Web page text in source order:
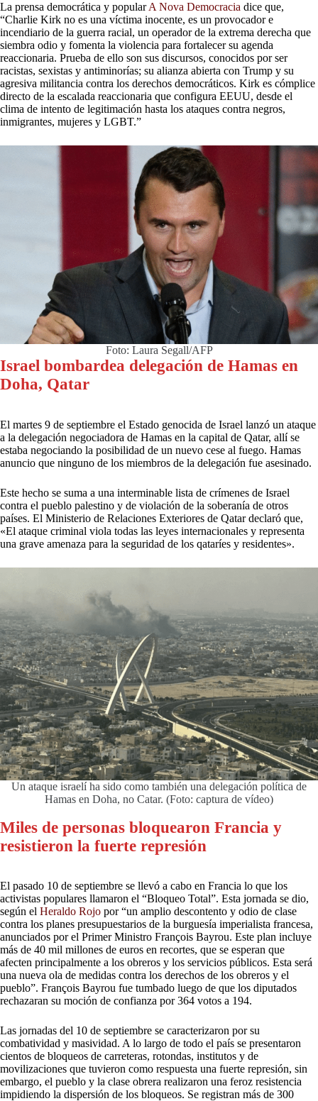
La prensa democrática y popularA Nova Democracia dice que,
“Charlie Kirk no es una víctima inocente, es un provocador e
incendiario de la guerra racial, un operador de la extrema derecha que
siembra odio y fomenta la violencia para fortalecer su agenda
reaccionaria. Prueba de ello son sus discursos, conocidos por ser
racistas, sexistas y antiminorías; su alianza abierta con Trump y su
agresiva militancia contra los derechos democráticos. Kirk es cómplice
directo de la escalada reaccionaria que configura EEUU, desde el
clima de intento de legitimación hasta los ataques contra negros,
inmigrantes, mujeres y LGBT.”
Foto: Laura Segall/AFP
Israel bombardea delegación de Hamas en
Doha, Qatar
El martes 9 de septiembre el Estado genocida de Israel lanzó un ataque
a la delegación negociadora de Hamas en la capital de Qatar, allí se
estaba negociando la posibilidad de un nuevo cese al fuego. Hamas
anuncio que ninguno de los miembros de la delegación fue asesinado.
Este hecho se suma a una interminable lista de crímenes de Israel
contra el pueblo palestino y de violación de la soberanía de otros
países. El Ministerio de Relaciones Exteriores de Qatar declaró que,
«El ataque criminal viola todas las leyes internacionales y representa
una grave amenaza para la seguridad de los qataríes y residentes».
Un ataque israelí ha sido como también una delegación política de
Hamas en Doha, no Catar. (Foto: captura de vídeo)
Miles de personas bloquearon Francia y
resistieron la fuerte represión
El pasado 10 de septiembre se llevó a cabo en Francia lo que los
activistas populares llamaron el “Bloqueo Total”. Esta jornada se dio,
según el Heraldo Rojo por “un amplio descontento y odio de clase
contra los planes presupuestarios de la burguesía imperialista francesa,
anunciados por el Primer Ministro François Bayrou. Este plan incluye
más de 40 mil millones de euros en recortes, que se esperan que
afecten principalmente a los obreros y los servicios públicos. Esta será
una nueva ola de medidas contra los derechos de los obreros y el
pueblo”. François Bayrou fue tumbado luego de que los diputados
rechazaran su moción de confianza por 364 votos a 194.
Las jornadas del 10 de septiembre se caracterizaron por su
combatividad y masividad. A lo largo de todo el país se presentaron
cientos de bloqueos de carreteras, rotondas, institutos y de
movilizaciones que tuvieron como respuesta una fuerte represión, sin
embargo, el pueblo y la clase obrera realizaron una feroz resistencia
impidiendo la dispersión de los bloqueos. Se registran más de 300